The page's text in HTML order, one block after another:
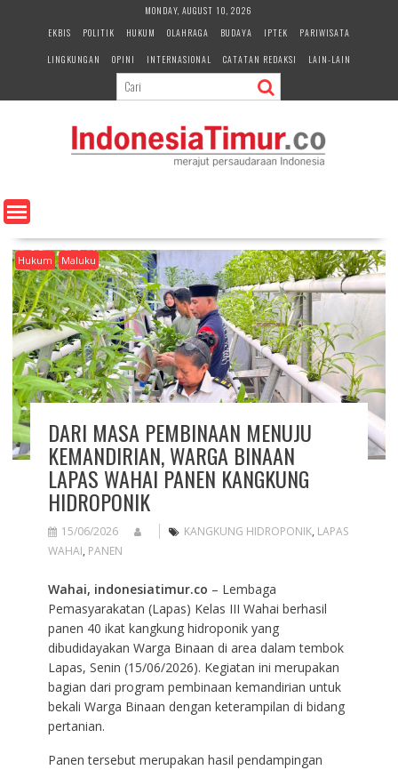
e
n
MONDAY, AUGUST 10, 2026
EKBIS
POLITIK HUKUM OLAHRAGA BUDAYA IPTEK
PARIWISATA
LINGKUNGAN
OPINI INTERNASIONAL CATATAN REDAKSI LAIN-LAIN
Hukum Maluku
DARI MASA PEMBINAAN MENUJU
KEMANDIRIAN, WARGA BINAAN
LAPAS WAHAI PANEN KANGKUNG
HIDROPONIK
15/06/2026 KANGKUNG HIDROPONIK, LAPAS
WAHAI, PANEN
Wahai, indonesiatimur.co – Lembaga
Pemasyarakatan (Lapas) Kelas III Wahai berhasil
panen 40 ikat kangkung hidroponik yang
dibudidayakan Warga Binaan di area dalam tembok
Lapas, Senin (15/06/2026). Kegiatan ini merupakan
bagian dari program pembinaan kemandirian untuk
bekali Warga Binaan dengan keterampilan di bidang
pertanian.
Panen tersebut merupakan hasil pendampingan